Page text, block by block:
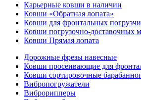
Карьерные ковши в наличии
Ковши «Обратная лопата»
Ковши для фронтальных
Ковши погрузочно-доставочных
Ковши Прямая лопата
Дорожные фрезы навесные
Ковши просеивающие для
Ковши сортировочные
Вибропогружатели
Виброрипперы